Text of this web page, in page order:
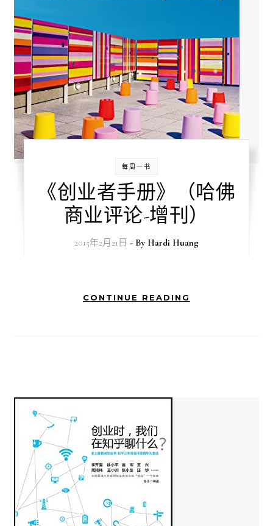
每周一书
《创业者手册》（哈佛
商业评论-增刊）
2015年2月21日 - By Hardi Huang
CONTINUE READING